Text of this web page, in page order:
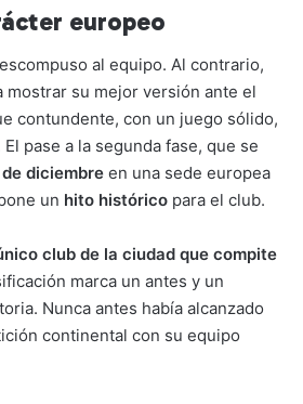
europeo
al equipo. Al contrario,
mostrar su mejor versión ante el
contundente, con un juego sólido,
pase a la segunda fase, que se
de diciembre en una sede europea
un hito histórico para el club.
club de la ciudad que compite
marca un antes y un
Nunca antes había alcanzado
continental con su equipo